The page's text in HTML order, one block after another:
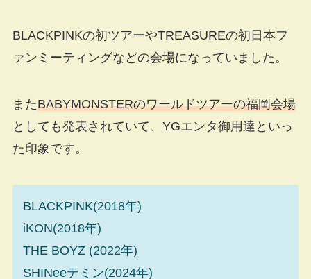
BLACKPINKの初ツアーやTREASUREの初日本フ
ァンミーティングなどの会場になっていました。
またBABYMONSTERのワールドツアーの福岡会場
としても発表されていて、YGエンタ御用達といっ
た印象です。
BLACKPINK(2018年)
iKON(2018年)
THE BOYZ (2022年)
SHINeeテミン(2024年)